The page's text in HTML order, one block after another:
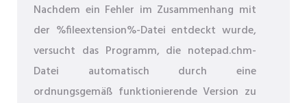
Nachdem ein Fehler im Zusammenhang mit
der %fileextension%-Datei entdeckt wurde,
versucht das Programm, die notepad.chm-
Datei automatisch durch eine
ordnungsgemäß funktionierende Version zu